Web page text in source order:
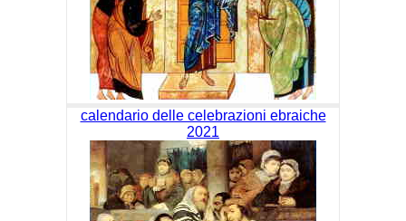
calendario delle celebrazioni ebraiche
2021